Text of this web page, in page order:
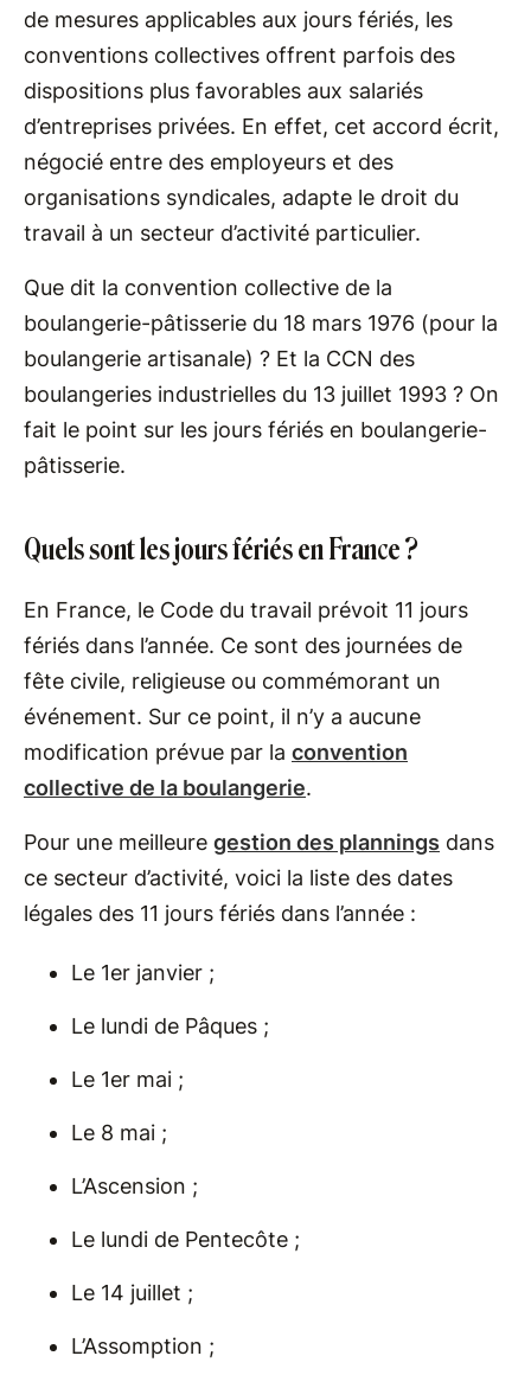
de mesures applicables aux jours fériés, les
conventions collectives offrent parfois des
dispositions plus favorables aux salariés
d’entreprises privées. En effet, cet accord écrit,
négocié entre des employeurs et des
organisations syndicales, adapte le droit du
travail à un secteur d’activité particulier.
Que dit la convention collective de la
boulangerie-pâtisserie du 18 mars 1976 (pour la
boulangerie artisanale) ? Et la CCN des
boulangeries industrielles du 13 juillet 1993 ? On
fait le point sur les jours fériés en boulangerie-
pâtisserie.
Quels sont les jours fériés en France ?
En France, le Code du travail prévoit 11 jours
fériés dans l’année. Ce sont des journées de
fête civile, religieuse ou commémorant un
événement. Sur ce point, il n’y a aucune
modification prévue par la convention
collective de la boulangerie.
Pour une meilleure gestion des plannings dans
ce secteur d’activité, voici la liste des dates
légales des 11 jours fériés dans l’année :
Le 1er janvier ;
Le lundi de Pâques ;
Le 1er mai ;
Le 8 mai ;
L’Ascension ;
Le lundi de Pentecôte ;
Le 14 juillet ;
L’Assomption ;